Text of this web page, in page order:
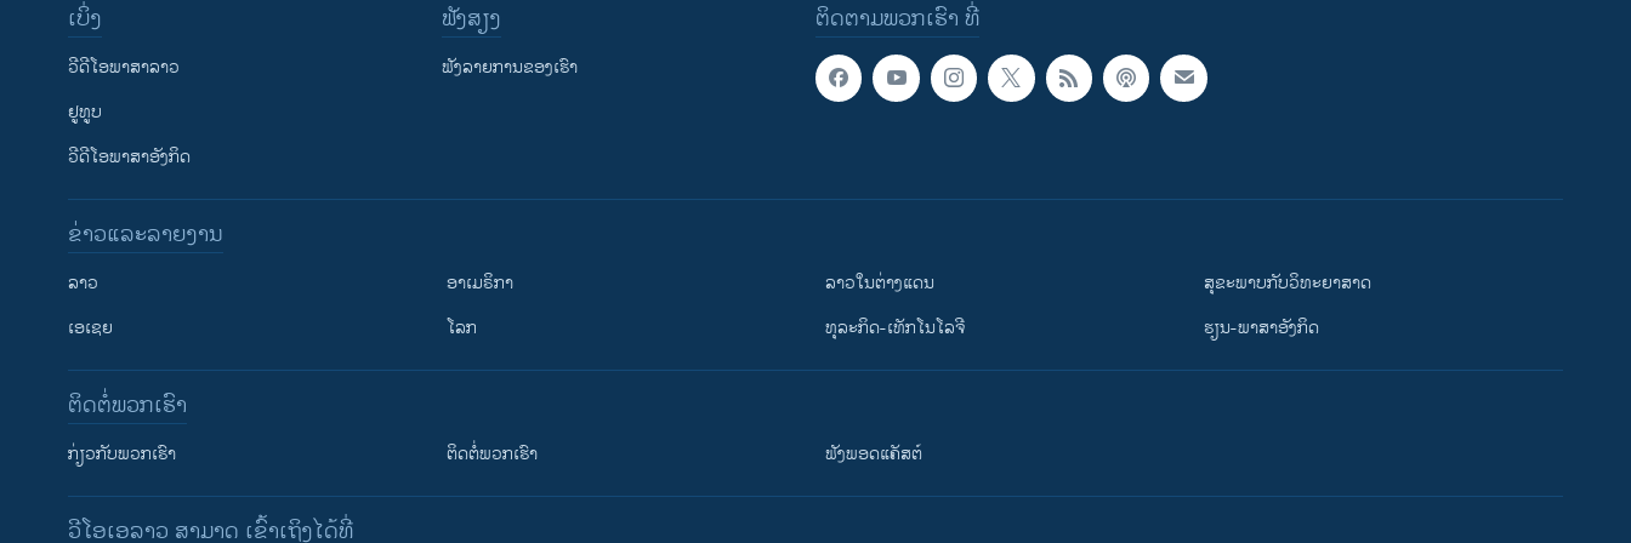
ຕິດຕາມພວກເຮົາ ທີ່
ເບິ່ງ
ວີດີໂອພາສາລາວ
ຢູທູບ
ວີດີໂອພາສາອັງກິດ
ຟັງສຽງ
ຟັງລາຍການຂອງເຮົາ
ຂ່າວແລະລາຍງານ
ລາວ
ເອເຊຍ
ອາເມຣິກາ
ໂລກ
ລາວໃນຕ່າງແດນ
ທຸລະກິດ-ເທັກໂນໂລຈີ
ສຸຂະພາບກັບວິທະຍາສາດ
ຮຽນ-ພາສາອັງກິດ
ຕິດຕໍ່ພວກເຮົາ
ກ່ຽວກັບພວກເຮົາ ຕິດຕໍ່ພວກເຮົາ ຟັງພອດແຄັສຕ໌
ວີໂອເອລາວ ສາມາດ ເຂົ້າເຖິງໄດ້ທີ່